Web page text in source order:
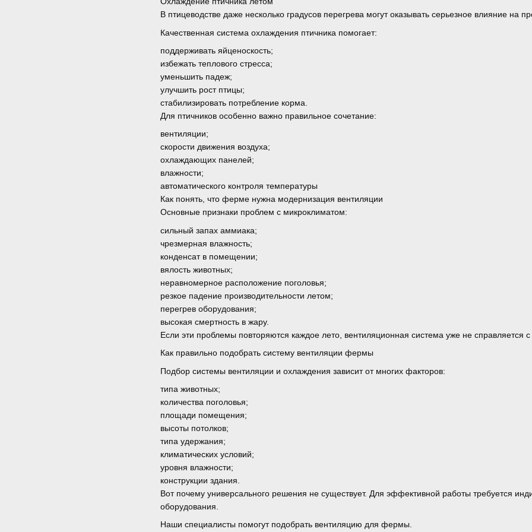
В птицеводстве даже несколько градусов перегрева могут оказывать серьезное влияние на
Качественная система охлаждения птичника помогает:
поддерживать яйценоскость;
избежать теплового стресса;
уменьшить падеж;
улучшить рост птицы;
стабилизировать потребление корма.
Для птичников особенно важно правильное сочетание:
вентиляции;
скорости движения воздуха;
охлаждающих панелей;
влажности;
автоматического контроля температуры
Как понять, что ферме нужна модернизация вентиляции
Основные признаки проблем с микроклиматом:
сильный запах аммиака;
чрезмерная влажность;
конденсат в помещении;
вялость животных;
неравномерное расположение поголовья;
резкое падение производительности летом;
перегрев оборудования;
высокая смертность в жару.
Если эти проблемы повторяются каждое лето, вентиляционная система уже не справляется с
Как правильно подобрать систему вентиляции фермы
Подбор системы вентиляции и охлаждения зависит от многих факторов:
типа животных;
количества поголовья;
площади помещения;
высоты потолков;
типа удержания;
климатических условий;
уровня влажности;
конструкции здания.
Вот почему универсального решения не существует. Для эффективной работы требуется
оборудования.
Наши специалисты помогут подобрать вентиляцию для фермы.